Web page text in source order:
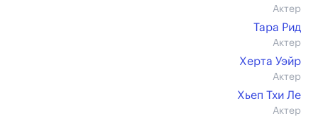
Актер
Тара Рид
Актер
Херта Уэйр
Актер
Хьеп Тхи Ле
Актер